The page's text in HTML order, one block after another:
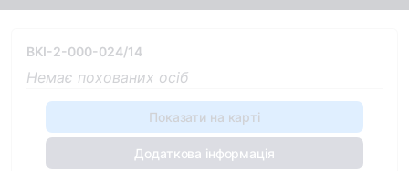
BKI-2-000-024/14
Немає похованих осіб
Показати на карті
Додаткова інформація